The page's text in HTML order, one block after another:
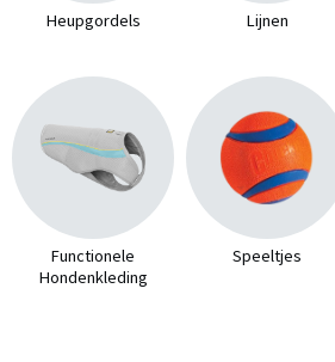
Heupgordels Lijnen
Functionele
Hondenkleding
Speeltjes